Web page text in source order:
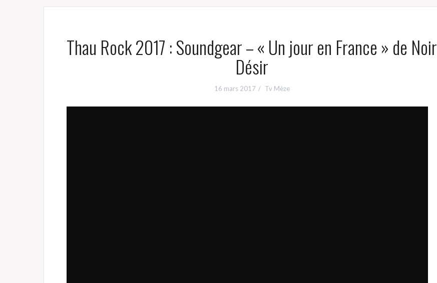
Thau Rock 2017 : Soundgear – « Un jour en France » de Noir
Désir
16 mars 2017 Tv Mèze